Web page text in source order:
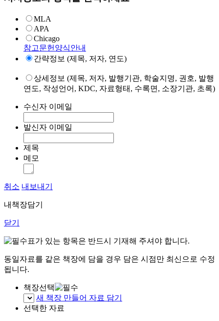
MLA
APA
Chicago
참고문헌양식안내
간략정보 (제목, 저자, 연도)
상세정보 (제목, 저자, 발행기관, 학술지명, 권호, 발행
연도, 작성언어, KDC, 자료형태, 수록면, 소장기관, 초록)
수신자 이메일
발신자 이메일
제목
메모
취소 내보내기
내책장담기
닫기
표가 있는 항목은 반드시 기재해 주셔야 합니다.
동일자료를 같은 책장에 담을 경우 담은 시점만 최신으로 수정
됩니다.
책장선택
새 책장 만들어 자료 담기
선택한 자료